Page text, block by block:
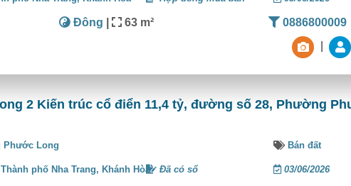
Đông 63 m² 0886800009
2 Kiến trúc cổ điển 11,4 tỷ, đường số 28, Phường
Phước Long Bán đất
Thành phố Nha Trang, Khánh Hòa Đã có sổ 03/06/2026